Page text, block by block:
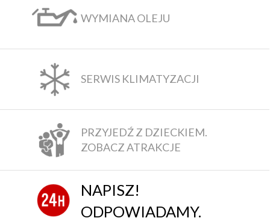
WYMIANA OLEJU
SERWIS KLIMATYZACJI
PRZYJEDŹ Z DZIECKIEM.
ZOBACZ ATRAKCJE
NAPISZ!
ODPOWIADAMY.